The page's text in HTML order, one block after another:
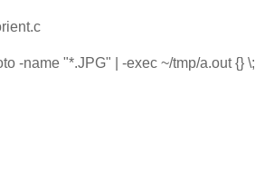
-name "*.JPG" | -exec ~/tmp/a.out {} \;